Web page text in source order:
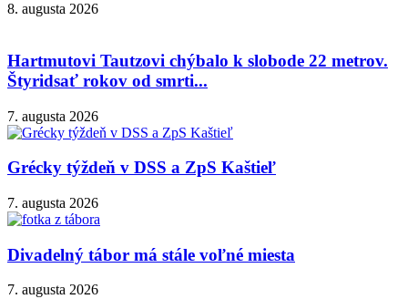
8. augusta 2026
Hartmutovi Tautzovi chýbalo k slobode 22 metrov.
Štyridsať rokov od smrti...
7. augusta 2026
Grécky týždeň v DSS a ZpS Kaštieľ
7. augusta 2026
Divadelný tábor má stále voľné miesta
7. augusta 2026